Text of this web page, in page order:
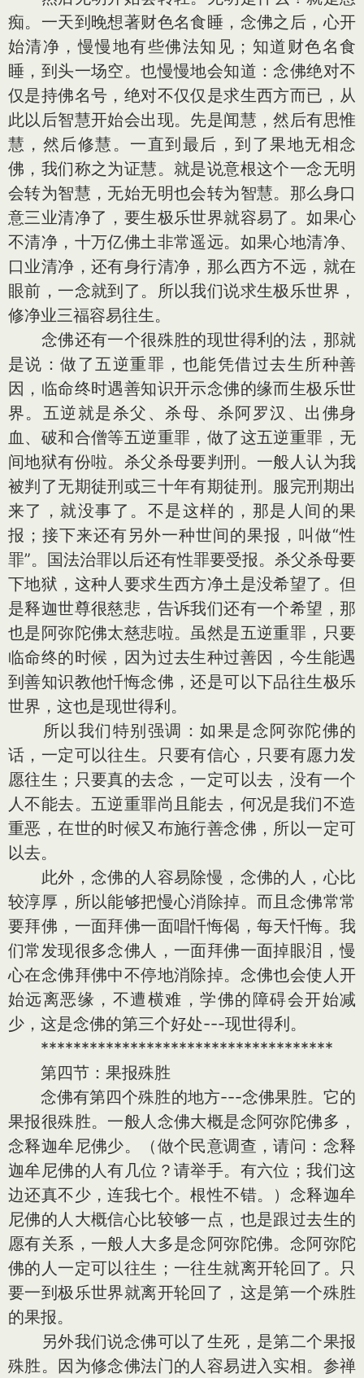
痴。一天到晚想著财色名食睡，念佛之后，心开
始清净，慢慢地有些佛法知见；知道财色名食
睡，到头一场空。也慢慢地会知道：念佛绝对不
仅是持佛名号，绝对不仅仅是求生西方而已，从
此以后智慧开始会出现。先是闻慧，然后有思惟
慧，然后修慧。一直到最后，到了果地无相念
佛，我们称之为证慧。就是说意根这个一念无明
会转为智慧，无始无明也会转为智慧。那么身口
意三业清净了，要生极乐世界就容易了。如果心
不清净，十万亿佛土非常遥远。如果心地清净、
口业清净，还有身行清净，那么西方不远，就在
眼前，一念就到了。所以我们说求生极乐世界，
修净业三福容易往生。
念佛还有一个很殊胜的现世得利的法，那就
是说：做了五逆重罪，也能凭借过去生所种善
因，临命终时遇善知识开示念佛的缘而生极乐世
界。五逆就是杀父、杀母、杀阿罗汉、出佛身
血、破和合僧等五逆重罪，做了这五逆重罪，无
间地狱有份啦。杀父杀母要判刑。一般人认为我
被判了无期徒刑或三十年有期徒刑。服完刑期出
来了，就没事了。不是这样的，那是人间的果
报；接下来还有另外一种世间的果报，叫做“性
罪”。国法治罪以后还有性罪要受报。杀父杀母要
下地狱，这种人要求生西方净土是没希望了。但
是释迦世尊很慈悲，告诉我们还有一个希望，那
也是阿弥陀佛太慈悲啦。虽然是五逆重罪，只要
临命终的时候，因为过去生种过善因，今生能遇
到善知识教他忏悔念佛，还是可以下品往生极乐
世界，这也是现世得利。
所以我们特别强调：如果是念阿弥陀佛的
话，一定可以往生。只要有信心，只要有愿力发
愿往生；只要真的去念，一定可以去，没有一个
人不能去。五逆重罪尚且能去，何况是我们不造
重恶，在世的时候又布施行善念佛，所以一定可
以去。
此外，念佛的人容易除慢，念佛的人，心比
较淳厚，所以能够把慢心消除掉。而且念佛常常
要拜佛，一面拜佛一面唱忏悔偈，每天忏悔。我
们常发现很多念佛人，一面拜佛一面掉眼泪，慢
心在念佛拜佛中不停地消除掉。念佛也会使人开
始远离恶缘，不遭横难，学佛的障碍会开始减
少，这是念佛的第三个好处---现世得利。
************************************
第四节：果报殊胜
念佛有第四个殊胜的地方---念佛果胜。它的
果报很殊胜。一般人念佛大概是念阿弥陀佛多，
念释迦牟尼佛少。（做个民意调查，请问：念释
迦牟尼佛的人有几位？请举手。有六位；我们这
边还真不少，连我七个。根性不错。）念释迦牟
尼佛的人大概信心比较够一点，也是跟过去生的
愿有关系，一般人大多是念阿弥陀佛。念阿弥陀
佛的人一定可以往生；一往生就离开轮回了。只
要一到极乐世界就离开轮回了，这是第一个殊胜
的果报。
另外我们说念佛可以了生死，是第二个果报
殊胜。因为修念佛法门的人容易进入实相。参禅